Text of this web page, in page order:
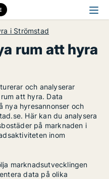
i Strömstad
rum att hyra
och analyserar
att hyra. Data
nya hyresannonser och
Här kan du analysera
på marknaden i
inom
marknadsutvecklingen
data på olika